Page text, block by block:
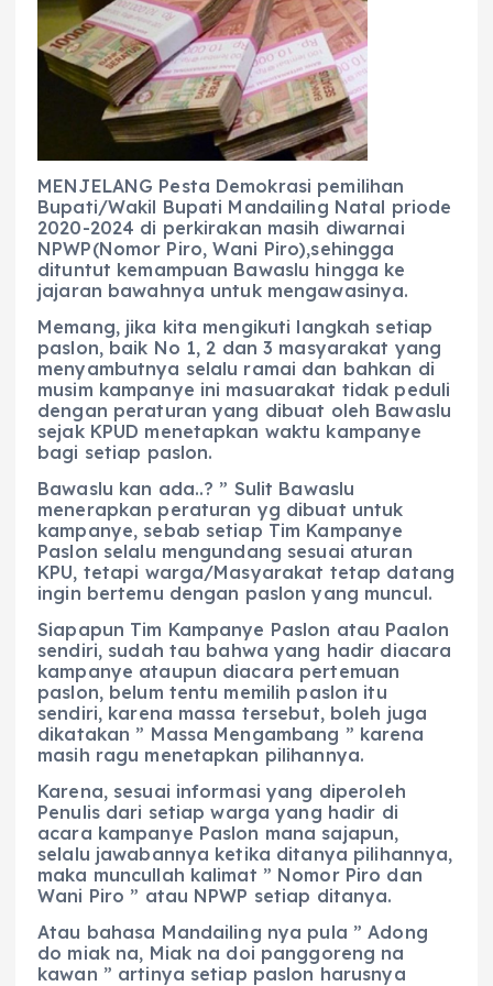
b
o
A
p
p
r
a
m
n
g
er
MENJELANG Pesta Demokrasi pemilihan
Bupati/Wakil Bupati Mandailing Natal priode
2020-2024 di perkirakan masih diwarnai
NPWP(Nomor Piro, Wani Piro),sehingga
dituntut kemampuan Bawaslu hingga ke
jajaran bawahnya untuk mengawasinya.
Memang, jika kita mengikuti langkah setiap
paslon, baik No 1, 2 dan 3 masyarakat yang
menyambutnya selalu ramai dan bahkan di
musim kampanye ini masuarakat tidak peduli
dengan peraturan yang dibuat oleh Bawaslu
sejak KPUD menetapkan waktu kampanye
bagi setiap paslon.
Bawaslu kan ada..? ” Sulit Bawaslu
menerapkan peraturan yg dibuat untuk
kampanye, sebab setiap Tim Kampanye
Paslon selalu mengundang sesuai aturan
KPU, tetapi warga/Masyarakat tetap datang
ingin bertemu dengan paslon yang muncul.
Siapapun Tim Kampanye Paslon atau Paalon
sendiri, sudah tau bahwa yang hadir diacara
kampanye ataupun diacara pertemuan
paslon, belum tentu memilih paslon itu
sendiri, karena massa tersebut, boleh juga
dikatakan ” Massa Mengambang ” karena
masih ragu menetapkan pilihannya.
Karena, sesuai informasi yang diperoleh
Penulis dari setiap warga yang hadir di
acara kampanye Paslon mana sajapun,
selalu jawabannya ketika ditanya pilihannya,
maka muncullah kalimat ” Nomor Piro dan
Wani Piro ” atau NPWP setiap ditanya.
Atau bahasa Mandailing nya pula ” Adong
do miak na, Miak na doi panggoreng na
kawan ” artinya setiap paslon harusnya